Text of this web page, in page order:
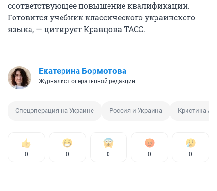
соответствующее повышение квалификации.
Готовится учебник классического украинского
языка, — цитирует Кравцова ТАСС.
Екатерина Бормотова
Журналист оперативной редакции
Спецоперация на Украине Россия и Украина Кристина
0 0 0 0 0